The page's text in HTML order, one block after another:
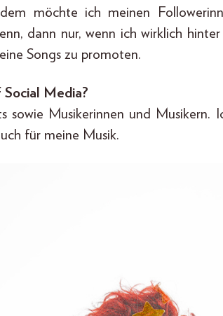
möchte ich meinen
dann nur, wenn ich wirklich
Songs zu promoten.
Media?
sowie Musikerinnen und Musikern.
für meine Musik.